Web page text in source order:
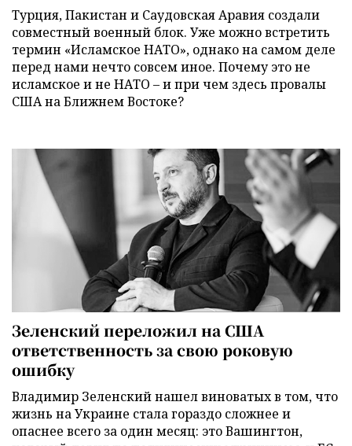
Турция, Пакистан и Саудовская Аравия создали
совместный военный блок. Уже можно встретить
термин «Исламское НАТО», однако на самом деле
перед нами нечто совсем иное. Почему это не
исламское и не НАТО – и при чем здесь провалы
США на Ближнем Востоке?
Зеленский переложил на США
ответственность за свою роковую
ошибку
Владимир Зеленский нашел виноватых в том, что
жизнь на Украине стала гораздо сложнее и
опаснее всего за один месяц: это Вашингтон,